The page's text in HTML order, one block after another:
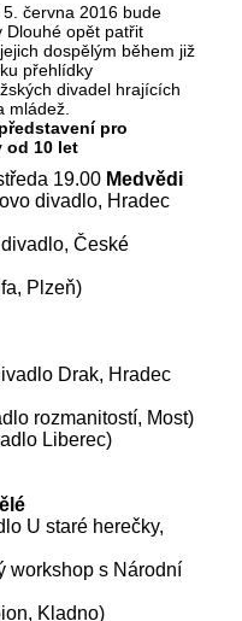
června 2016 bude
Dlouhé opět patřit
dospělým během již
přehlídky
divadel hrajících
mládež.
pro
od 10 let
19.00 Medvědi
divadlo, Hradec
České
Plzeň)
Drak, Hradec
rozmanitostí, Most)
Liberec)
U staré herečky,
workshop s Národní
Kladno)